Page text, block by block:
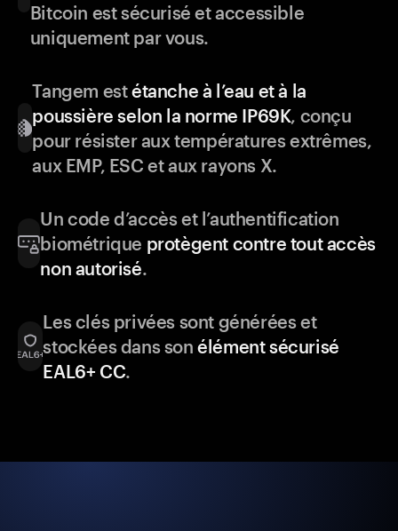
Bitcoin est sécurisé et accessible
uniquement par vous.
Tangem estétanche à l’eau et à la
poussière selon la norme IP69K, conçu
pour résister aux températures extrêmes,
aux EMP, ESC et aux rayons X.
Un code d’accès et l’authentification
biométrique protègent contre tout accès
non autorisé.
Les clés privées sont générées et
stockées dans sonélément sécurisé
EAL6+ CC.